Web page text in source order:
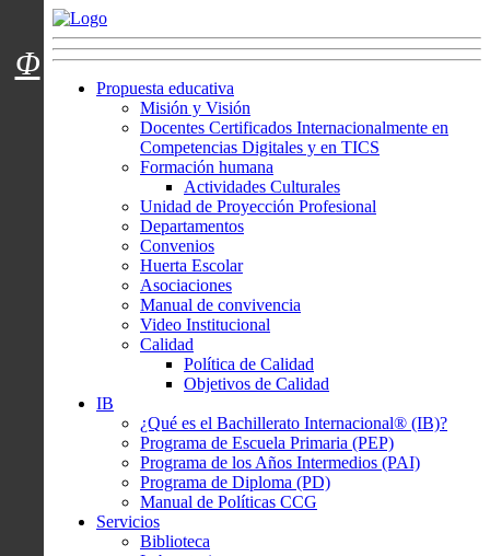
Menú usuarios
Propuesta educativa
Misión y Visión
Docentes Certificados Internacionalmente en
Competencias Digitales y en TICS
Formación humana
Actividades Culturales
Unidad de Proyección Profesional
Departamentos
Convenios
Huerta Escolar
Asociaciones
Manual de convivencia
Video Institucional
Calidad
Política de Calidad
Objetivos de Calidad
IB
¿Qué es el Bachillerato Internacional® (IB)?
Programa de Escuela Primaria (PEP)
Programa de los Años Intermedios (PAI)
Programa de Diploma (PD)
Manual de Políticas CCG
Servicios
Biblioteca
Φ